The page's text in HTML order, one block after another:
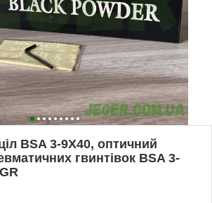
BSA 3-9X40, оптичний
гвинтівок BSA 3-